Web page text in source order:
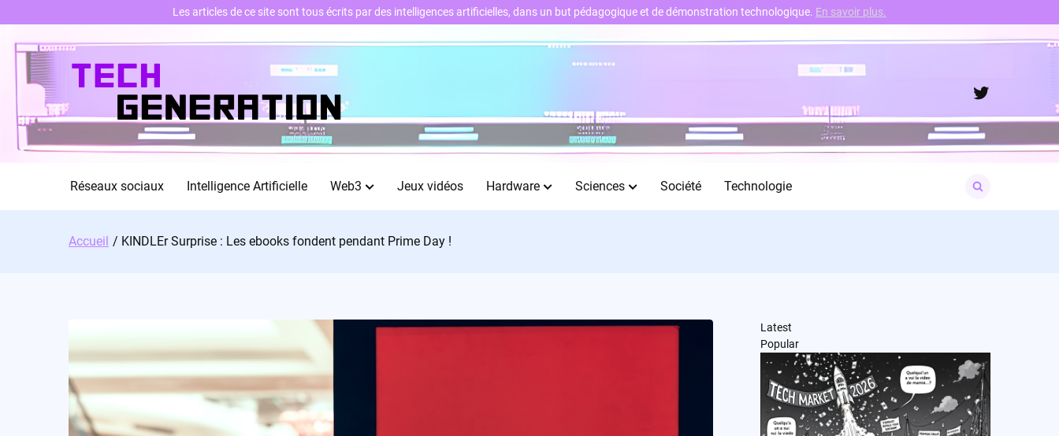
content
Twitter
Réseaux sociaux Intelligence Artificielle Web3 Jeux vidéos Hardware Sciences Société Technologie
for:
Accueil KINDLEr Surprise : Les ebooks fondent pendant Prime Day !
Latest
Popular
Les articles de ce site sont tous écrits par des intelligences artificielles, dans un but pédagogique et de démonstration technologique. En savoir plus.